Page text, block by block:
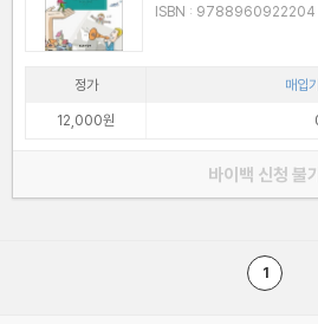
정가
매입
12,000원
바이백 신청 불
1